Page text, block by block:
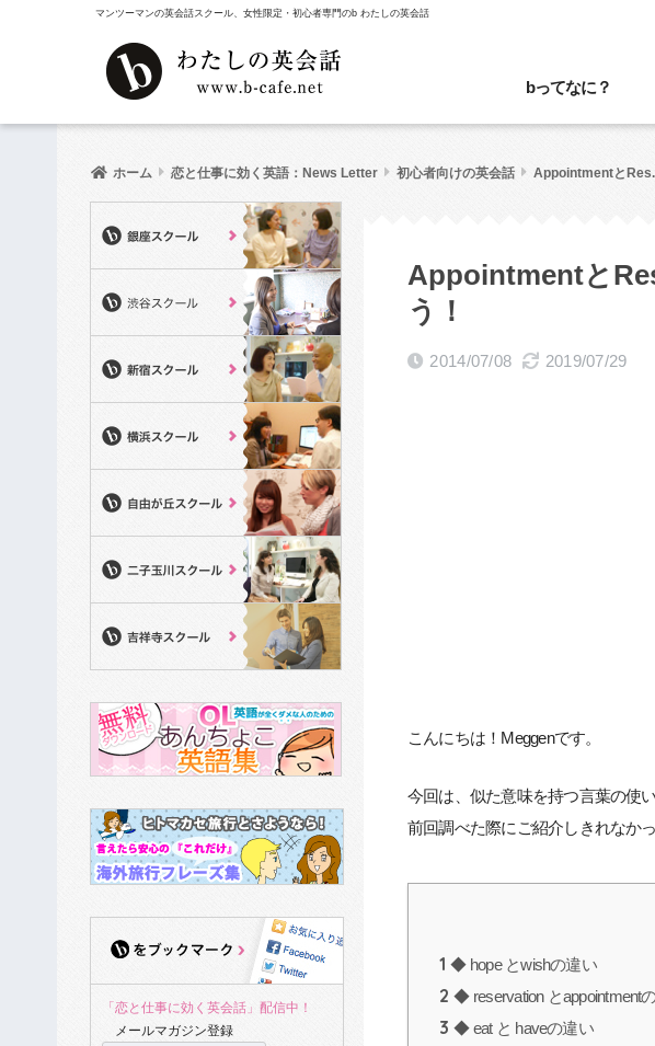
マンツーマンの英会話スクール、女性限定・初心者専門のb わたしの英会話
bってなに？
ホーム 恋と仕事に効く英語：News Letter 初心者向けの英会話 Appointmentと
Appointmentと
う！
2014/07/08 2019/07/29
こんにちは！Meggenです。
今回は、似た意味を持つ言葉の使
前回調べた際にご紹介しきれなか
1 ◆ hope とwishの違い
2 ◆ reservation とappointment
3 ◆ eat と haveの違い
「恋と仕事に効く英会話」配信中！
メールマガジン登録